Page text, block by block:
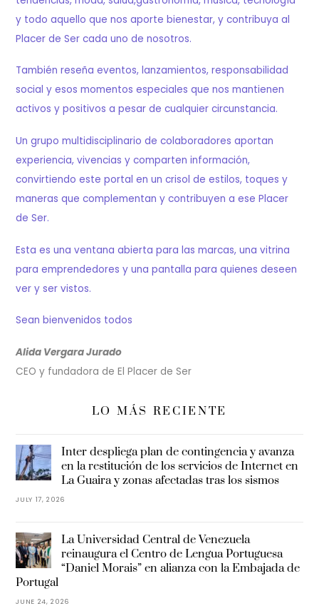
y todo aquello que nos aporte bienestar, y contribuya al
Placer de Ser cada uno de nosotros.
También reseña eventos, lanzamientos, responsabilidad
social y esos momentos especiales que nos mantienen
activos y positivos a pesar de cualquier circunstancia.
Un grupo multidisciplinario de colaboradores aportan
experiencia, vivencias y comparten información,
convirtiendo este portal en un crisol de estilos, toques y
maneras que complementan y contribuyen a ese Placer
de Ser.
Esta es una ventana abierta para las marcas, una vitrina
para emprendedores y una pantalla para quienes deseen
ver y ser vistos.
Sean bienvenidos todos
Alida Vergara Jurado
CEO y fundadora de El Placer de Ser
LO MÁS RECIENTE
Inter despliega plan de contingencia y avanza
en la restitución de los servicios de Internet en
La Guaira y zonas afectadas tras los sismos
JULY 17, 2026
La Universidad Central de Venezuela
reinaugura el Centro de Lengua Portuguesa
“Daniel Morais” en alianza con la Embajada de
Portugal
JUNE 24, 2026